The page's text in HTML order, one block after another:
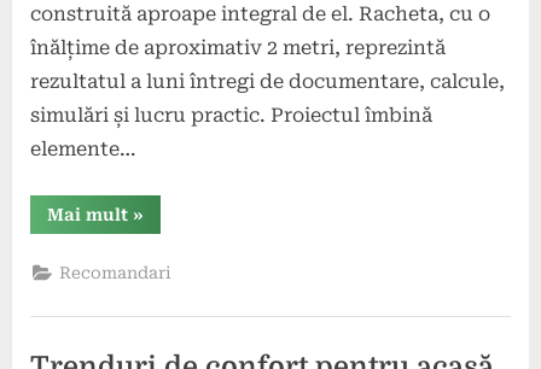
construită aproape integral de el. Racheta, cu o
înălțime de aproximativ 2 metri, reprezintă
rezultatul a luni întregi de documentare, calcule,
simulări și lucru practic. Proiectul îmbină
elemente…
Mai mult“De
la
cercetare
un
School
»
Recomandari